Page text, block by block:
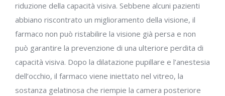
riduzione della capacità visiva. Sebbene alcuni pazienti
abbiano riscontrato un miglioramento della visione, il
farmaco non può ristabilire la visione già persa e non
può garantire la prevenzione di una ulteriore perdita di
capacità visiva. Dopo la dilatazione pupillare e l’anestesia
dell’occhio, il farmaco viene iniettato nel vitreo, la
sostanza gelatinosa che riempie la camera posteriore